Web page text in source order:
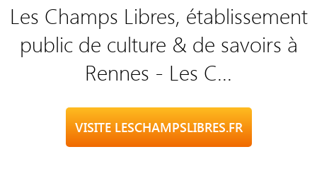
Les Champs Libres, établissement
public de culture & de savoirs à
Rennes - Les C...
VISITE LESCHAMPSLIBRES.FR